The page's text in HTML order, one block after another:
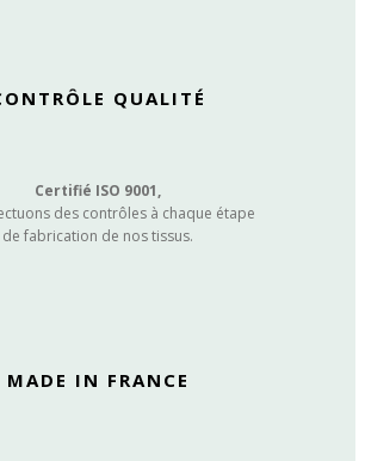
QUALITÉ
Certifié ISO 9001,
des contrôles à chaque étape
de fabrication de nos tissus.
MADE IN FRANCE